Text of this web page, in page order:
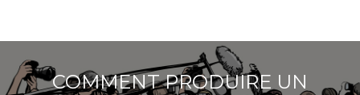
COMMENT PRODUIRE UN